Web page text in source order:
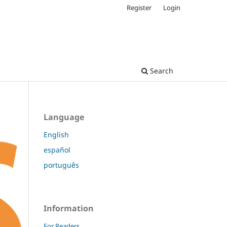
Search
Register Login
Language
English
español
português
Information